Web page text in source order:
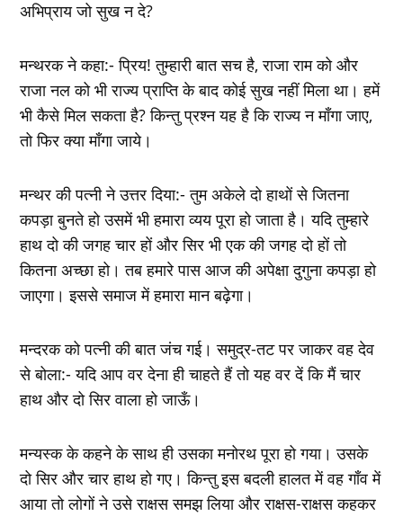
अभिप्राय जो सुख न दे?
मन्थरक ने कहा:- प्रिय! तुम्हारी बात सच है, राजा राम को और
राजा नल को भी राज्य प्राप्ति के बाद कोई सुख नहीं मिला था। हमें
भी कैसे मिल सकता है? किन्तु प्रश्न यह है कि राज्य न माँगा जाए,
तो फिर क्या माँगा जाये।
मन्थर की पत्नी ने उत्तर दिया:- तुम अकेले दो हाथों से जितना
कपड़ा बुनते हो उसमें भी हमारा व्यय पूरा हो जाता है। यदि तुम्हारे
हाथ दो की जगह चार हों और सिर भी एक की जगह दो हों तो
कितना अच्छा हो। तब हमारे पास आज की अपेक्षा दुगुना कपड़ा हो
जाएगा। इससे समाज में हमारा मान बढ़ेगा।
मन्दरक को पत्नी की बात जंच गई। समुद्र-तट पर जाकर वह देव
से बोला:- यदि आप वर देना ही चाहते हैं तो यह वर दें कि मैं चार
हाथ और दो सिर वाला हो जाऊँ।
मन्यस्क के कहने के साथ ही उसका मनोरथ पूरा हो गया। उसके
दो सिर और चार हाथ हो गए। किन्तु इस बदली हालत में वह गाँव में
आया तो लोगों ने उसे राक्षस समझ लिया और राक्षस-राक्षस कहकर